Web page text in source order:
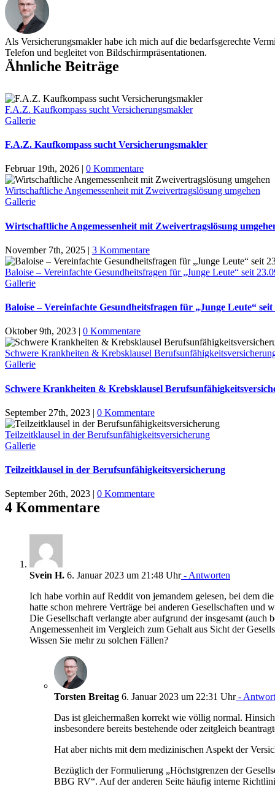
Als Versicherungsmakler habe ich mich auf die bedarfsgerechte
Telefon und begleitet von Bildschirmpräsentationen.
Ähnliche Beiträge
F.A.Z. Kaufkompass sucht Versicherungsmakler
Gallerie
F.A.Z. Kaufkompass sucht Versicherungsmakler
Februar 19th, 2026 | 0 Kommentare
Wirtschaftliche Angemessenheit mit Zweivertragslösung umgehen
Gallerie
Wirtschaftliche Angemessenheit mit Zweivertragslösung
November 7th, 2025 | 3 Kommentare
Baloise – Vereinfachte Gesundheitsfragen für „Junge Leute“ seit
Gallerie
Baloise – Vereinfachte Gesundheitsfragen für „Junge Leute“ seit
Oktober 9th, 2023 | 0 Kommentare
Schwere Krankheiten & Krebsklausel
Gallerie
Schwere Krankheiten & Krebsklausel
September 27th, 2023 | 0 Kommentare
Teilzeitklausel in der Berufsunfähigkeitsversicherung
Gallerie
Teilzeitklausel in der Berufsunfähigkeitsversicherung
September 26th, 2023 | 0 Kommentare
4 Kommentare
Svein H. 6. Januar 2023 um 21:48 Uhr- Antworten
Ich habe vorhin auf Reddit von jemandem gelesen, bei dem
hatte schon mehrere Verträge bei anderen Gesellschaften
Die Gesellschaft verlangte aber aufgrund der insgesamt
Angemessenheit im Vergleich zum Gehalt aus Sicht der
Wissen Sie mehr zu solchen Fällen?
Torsten Breitag 6. Januar 2023 um 22:31 Uhr-
Das ist gleichermaßen korrekt wie völlig normal.
insbesondere bereits bestehende oder zeitgleich
Hat aber nichts mit dem medizinischen Aspekt der
Bezüglich der Formulierung „Höchstgrenzen der
BBG RV“. Auf der anderen Seite häufig interne